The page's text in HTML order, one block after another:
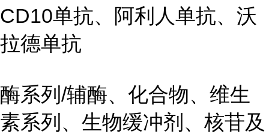
CD10单抗、阿利人单抗、沃
拉德单抗
酶系列/辅酶、化合物、维生
素系列、生物缓冲剂、核苷及